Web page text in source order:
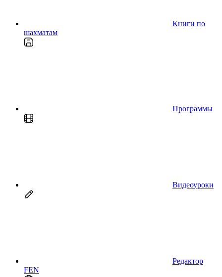
Книги по
шахматам
Программы
Видеоуроки
Редактор
FEN